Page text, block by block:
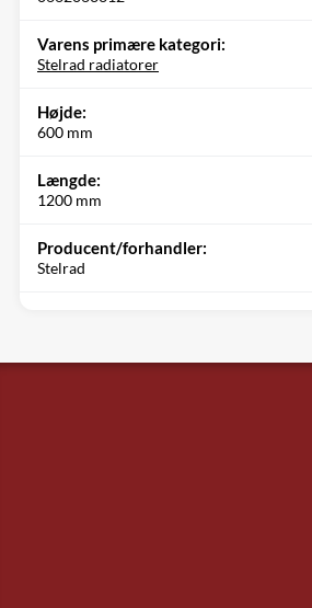
Varens primære kategori:
Stelrad radiatorer
Højde:
600 mm
Længde:
1200 mm
Producent/forhandler:
Stelrad